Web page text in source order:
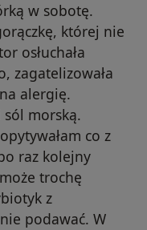
w sobotę.
której nie
osłuchała
zagatelizowała
alergię.
sól morską.
co z
raz kolejny
trochę
z
podawać. W